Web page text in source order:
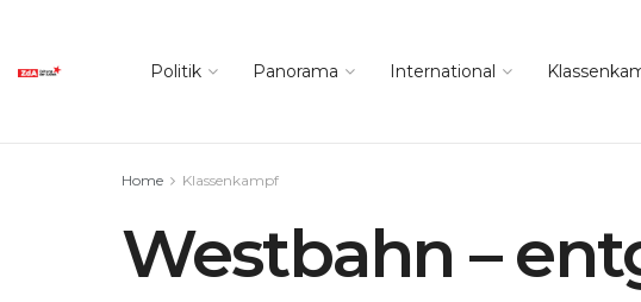
Politik Panorama International
Home Klassenkampf
Westbahn –